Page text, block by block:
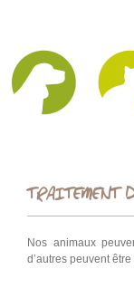
TRAITEMENT
Nos animaux
d’autres peuvent